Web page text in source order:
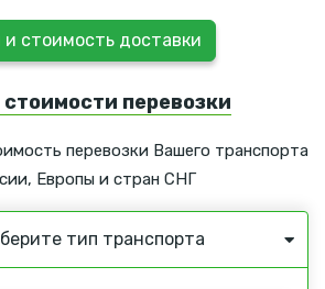
стоимость доставки
стоимости перевозки
перевозки Вашего транспорта
Европы и стран СНГ
тип транспорта